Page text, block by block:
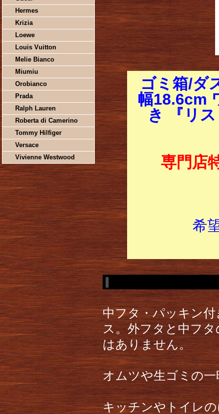
Hermes
Krizia
Loewe
Louis Vuitton
Melie Bianco
Miumiu
Orobianco
Prada
Ralph Lauren
Roberta di Camerino
Tommy Hilfiger
Versace
Vivienne Westwood
ゴミ箱/ダ
幅18.6cm
き 『リ
専門店
希
中フタ・パッキン
ス。外フタと中フ
はありません。
オムツや生ゴミの
キッチンやトイレ